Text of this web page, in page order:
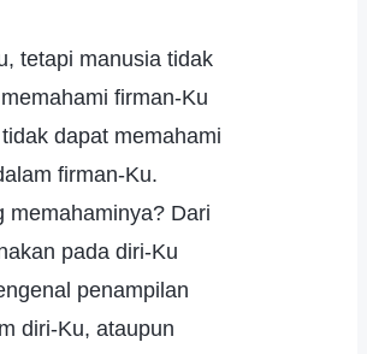
tetapi manusia tidak
firman-Ku
dapat memahami
firman-Ku.
memahaminya? Dari
pada diri-Ku
penampilan
diri-Ku, ataupun